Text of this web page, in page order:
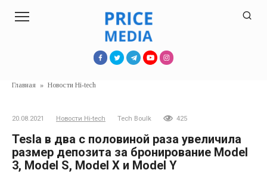
Главная » Новости Hi-tech
20.08.2021 Новости Hi-tech Tech Boulk 425
Tesla в два с половиной раза увеличила
размер депозита за бронирование Model
3, Model S, Model X и Model Y